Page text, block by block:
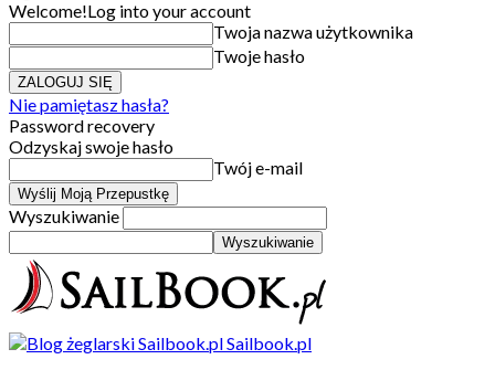
Welcome!Log into your account
Twoja nazwa użytkownika
Twoje hasło
Nie pamiętasz hasła?
Password recovery
Odzyskaj swoje hasło
Twój e-mail
Wyszukiwanie
Sailbook.pl